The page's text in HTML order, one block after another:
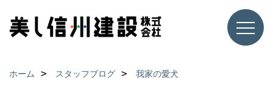
ホーム スタッフブログ 我家の愛犬